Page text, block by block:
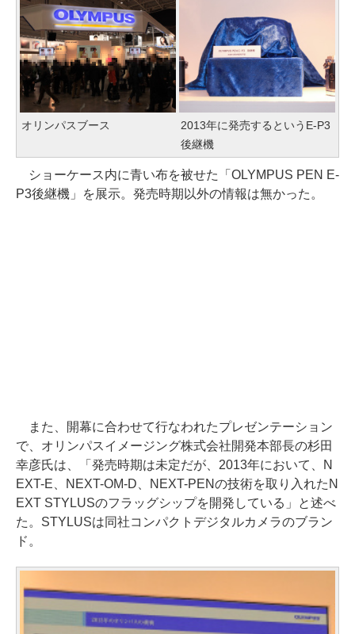
オリンパスブース
2013年に発売するというE-P3
後継機
ショーケース内に青い布を被せた「OLYMPUS PEN E-
P3後継機」を展示。発売時期以外の情報は無かった。
また、開幕に合わせて行なわれたプレゼンテーション
で、オリンパスイメージング株式会社開発本部長の杉田
幸彦氏は、「発売時期は未定だが、2013年において、N
EXT-E、NEXT-OM-D、NEXT-PENの技術を取り入れたN
EXT STYLUSのフラッグシップを開発している」と述べ
た。STYLUSは同社コンパクトデジタルカメラのブラン
ド。